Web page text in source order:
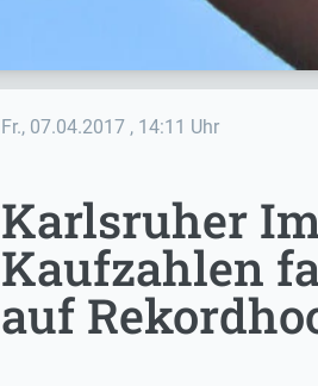
Fr., 07.04.2017 , 14:11 Uhr
Karlsruher
Kaufzahlen
auf